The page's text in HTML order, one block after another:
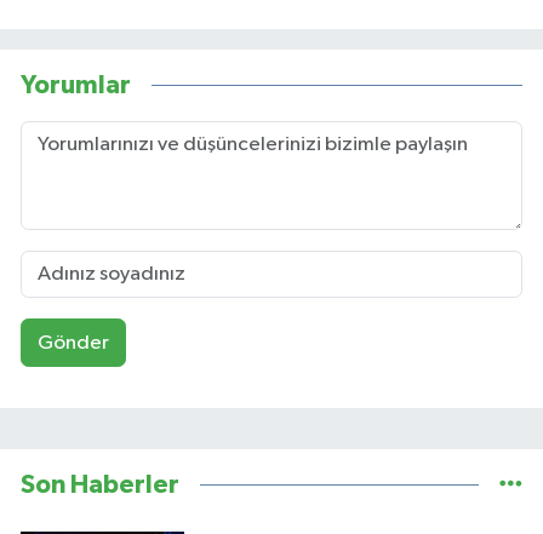
Yorumlar
Gönder
Son Haberler